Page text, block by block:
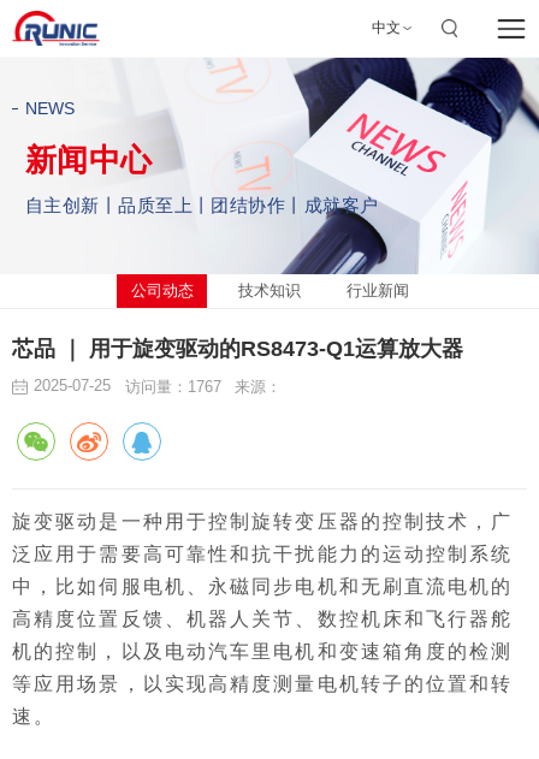
中文
NEWS
新闻中心
自主创新丨品质至上丨团结协作丨成就客户
公司动态 技术知识 行业新闻
芯品 ｜ 用于旋变驱动的RS8473-Q1运算放大器
2025-07-25 访问量：1767 来源：
旋变驱动是一种用于控制旋转变压器的控制技术，广
泛应用于需要高可靠性和抗干扰能力的运动控制系统
中，比如伺服电机、永磁同步电机和无刷直流电机的
高精度位置反馈、机器人关节、数控机床和飞行器舵
机的控制，以及电动汽车里电机和变速箱角度的检测
等应用场景，以实现高精度测量电机转子的位置和转
速。